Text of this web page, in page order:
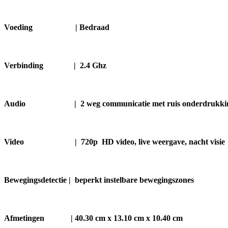
Voeding | Bedraad
Verbinding | 2.4 Ghz
Audio | 2 weg communicatie met ruis
Video | 720p HD video, live weergave, nacht visie
Bewegingsdetectie | beperkt instelbare bewegingszones
Afmetingen | 40.30 cm x 13.10 cm x 10.40 cm